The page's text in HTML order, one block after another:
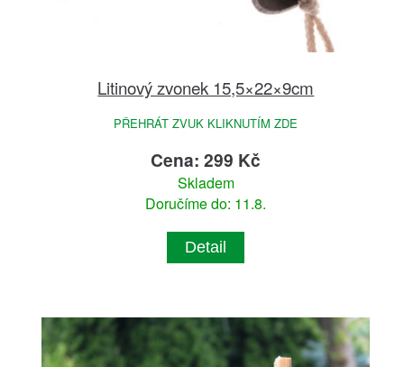
Litinový zvonek 15,5×22×9cm
PŘEHRÁT ZVUK KLIKNUTÍM ZDE
Cena: 299 Kč
Skladem
Doručíme do: 11.8.
Detail